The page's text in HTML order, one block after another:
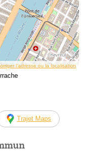
l’adresse ou la localisation
Trajet Maps